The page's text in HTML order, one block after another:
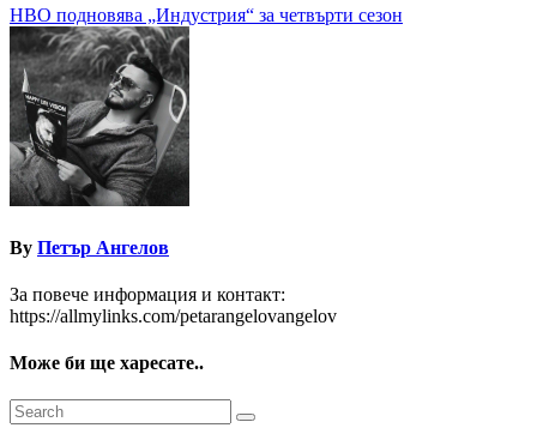
Навигация
HBO подновява „Индустрия“ за четвърти сезон
By Петър Ангелов
За повече информация и контакт:
https://allmylinks.com/petarangelovangelov
Може би ще харесате..